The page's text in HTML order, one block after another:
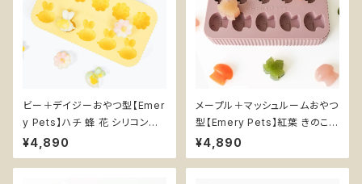
ビー＋デイジーおやつ型【Emer
y Pets】ハチ 蜂 花 シリコン型
BPAフリー 犬おやつ
¥4,890
メープル＋マッシュルームおやつ
型【Emery Pets】紅葉 きのこ
シリコン型 BPAフリー 犬おやつ
¥4,890